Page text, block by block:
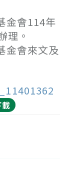
金會114年
理。
金會來文及